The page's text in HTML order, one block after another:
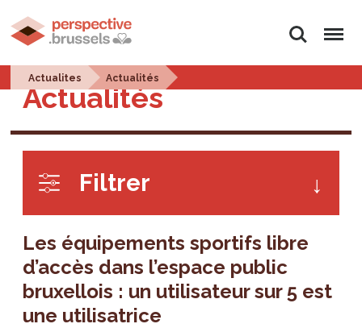
Rechercher
Menu
Actualites Actualités
Actualités
Filtrer
Les équipements sportifs libre
d’accès dans l’espace public
bruxellois : un utilisateur sur 5 est
une utilisatrice